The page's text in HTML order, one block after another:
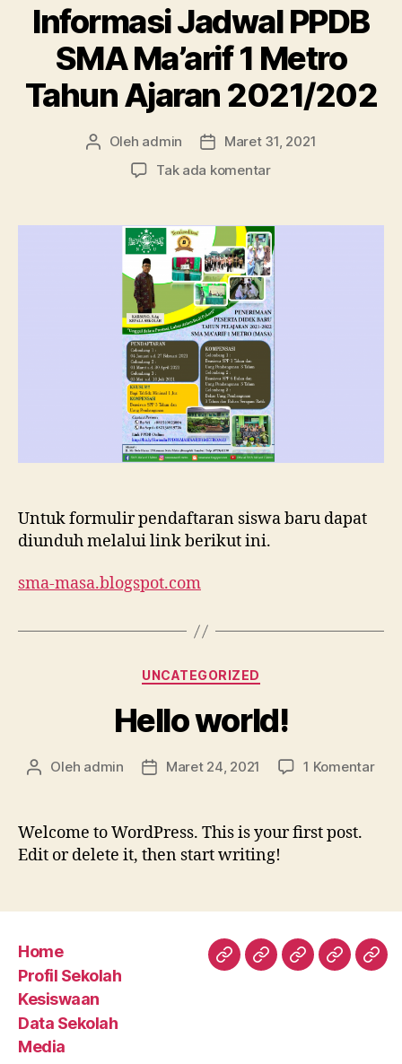
Informasi Jadwal PPDB
SMA Ma’arif 1 Metro
Tahun Ajaran 2021/202
Penulis
artikel
Oleh admin
Tanggal
artikel
Maret 31, 2021
Tak ada komentarpada
PPDB
SMA
Ma’arif
1
Metro
Tahun
Ajaran
2021/202
Untuk formulir pendaftaran siswa baru dapat
diunduh melalui link berikut ini.
sma-masa.blogspot.com
Kategori
UNCATEGORIZED
Hello world!
Penulis
Oleh admin
Tanggal
Maret 24, 2021 1 Komentar
Welcome to WordPress. This is your first post.
Edit or delete it, then start writing!
Home
Profil Sekolah
Kesiswaan
Data Sekolah
Media
HomeProfilKesiswaan
Data